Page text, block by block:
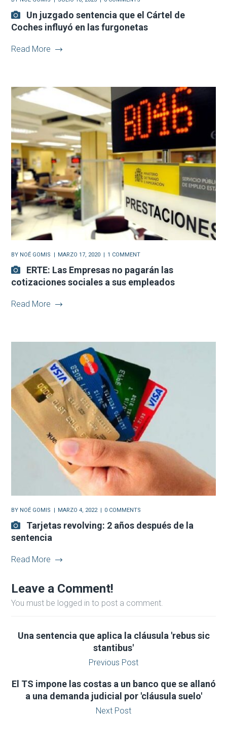
Un juzgado sentencia que el Cártel de
Coches influyó en las furgonetas
Read More
BY NOÉ GOMIS MARZO 17, 2020 1 COMMENT
ERTE: Las Empresas no pagarán las
cotizaciones sociales a sus empleados
Read More
BY NOÉ GOMIS MARZO 4, 2022 0 COMMENTS
Tarjetas revolving: 2 años después de la
sentencia
Read More
Leave a Comment!
You must be logged in to post a comment.
Una sentencia que aplica la cláusula 'rebus sic
stantibus'
Previous Post
El TS impone las costas a un banco que se allanó
a una demanda judicial por 'cláusula suelo'
Next Post